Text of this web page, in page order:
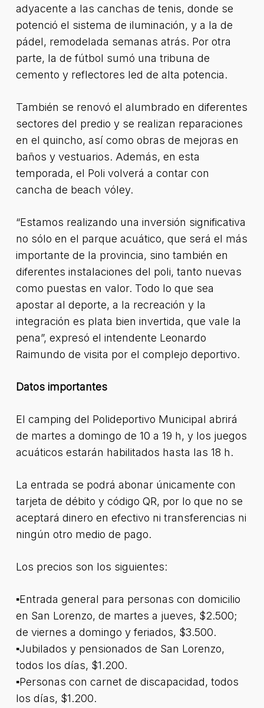
adyacente a las canchas de tenis, donde se
potenció el sistema de iluminación, y a la de
pádel, remodelada semanas atrás. Por otra
parte, la de fútbol sumó una tribuna de
cemento y reflectores led de alta potencia.
También se renovó el alumbrado en diferentes
sectores del predio y se realizan reparaciones
en el quincho, así como obras de mejoras en
baños y vestuarios. Además, en esta
temporada, el Poli volverá a contar con
cancha de beach vóley.
“Estamos realizando una inversión significativa
no sólo en el parque acuático, que será el más
importante de la provincia, sino también en
diferentes instalaciones del poli, tanto nuevas
como puestas en valor. Todo lo que sea
apostar al deporte, a la recreación y la
integración es plata bien invertida, que vale la
pena”, expresó el intendente Leonardo
Raimundo de visita por el complejo deportivo.
Datos importantes
El camping del Polideportivo Municipal abrirá
de martes a domingo de 10 a 19 h, y los juegos
acuáticos estarán habilitados hasta las 18 h.
La entrada se podrá abonar únicamente con
tarjeta de débito y código QR, por lo que no se
aceptará dinero en efectivo ni transferencias ni
ningún otro medio de pago.
Los precios son los siguientes:
▪Entrada general para personas con domicilio
en San Lorenzo, de martes a jueves, $2.500;
de viernes a domingo y feriados, $3.500.
▪Jubilados y pensionados de San Lorenzo,
todos los días, $1.200.
▪Personas con carnet de discapacidad, todos
los días, $1.200.